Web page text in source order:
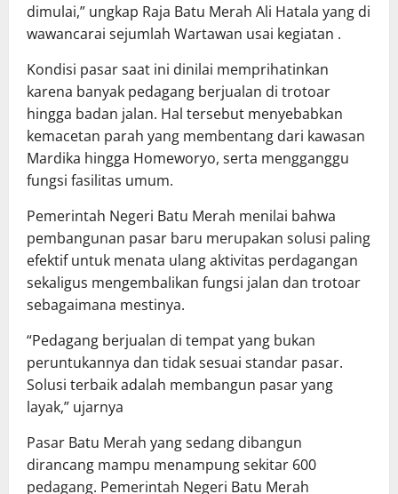
dimulai,” ungkap Raja Batu Merah Ali Hatala yang di
wawancarai sejumlah Wartawan usai kegiatan .
Kondisi pasar saat ini dinilai memprihatinkan
karena banyak pedagang berjualan di trotoar
hingga badan jalan. Hal tersebut menyebabkan
kemacetan parah yang membentang dari kawasan
Mardika hingga Homeworyo, serta mengganggu
fungsi fasilitas umum.
Pemerintah Negeri Batu Merah menilai bahwa
pembangunan pasar baru merupakan solusi paling
efektif untuk menata ulang aktivitas perdagangan
sekaligus mengembalikan fungsi jalan dan trotoar
sebagaimana mestinya.
“Pedagang berjualan di tempat yang bukan
peruntukannya dan tidak sesuai standar pasar.
Solusi terbaik adalah membangun pasar yang
layak,” ujarnya
Pasar Batu Merah yang sedang dibangun
dirancang mampu menampung sekitar 600
pedagang. Pemerintah Negeri Batu Merah